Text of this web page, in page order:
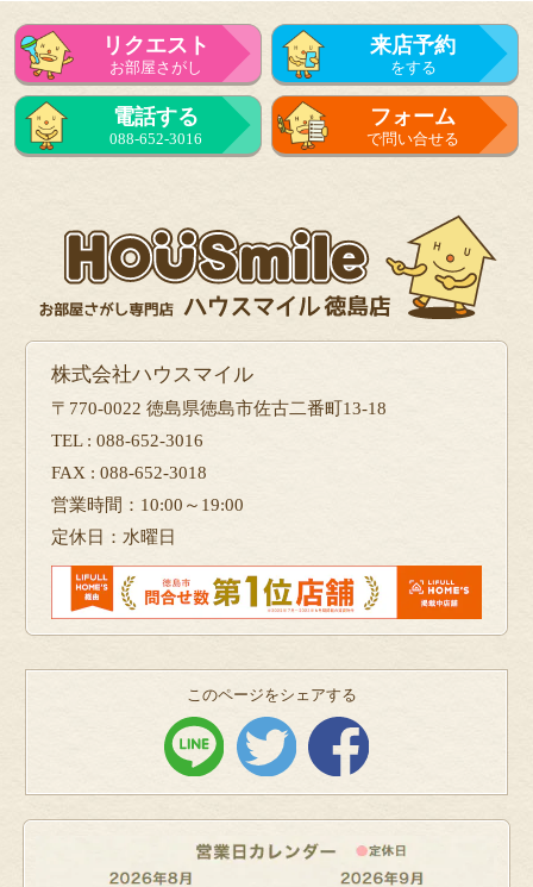
リクエスト
お部屋さがし
来店予約
をする
電話する
088-652-3016
フォーム
で問い合せる
株式会社ハウスマイル
〒770-0022 徳島県徳島市佐古二番町13-18
TEL : 088-652-3016
FAX : 088-652-3018
営業時間：10:00～19:00
定休日：水曜日
このページをシェアする